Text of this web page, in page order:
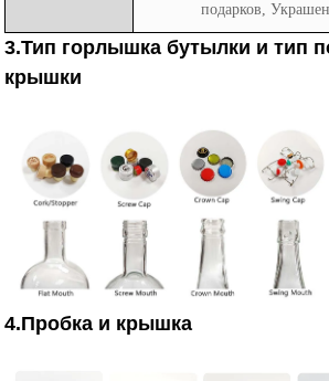
подарков,
3.Тип горлышка бутылки и тип
крышки
4.Пробка и крышка